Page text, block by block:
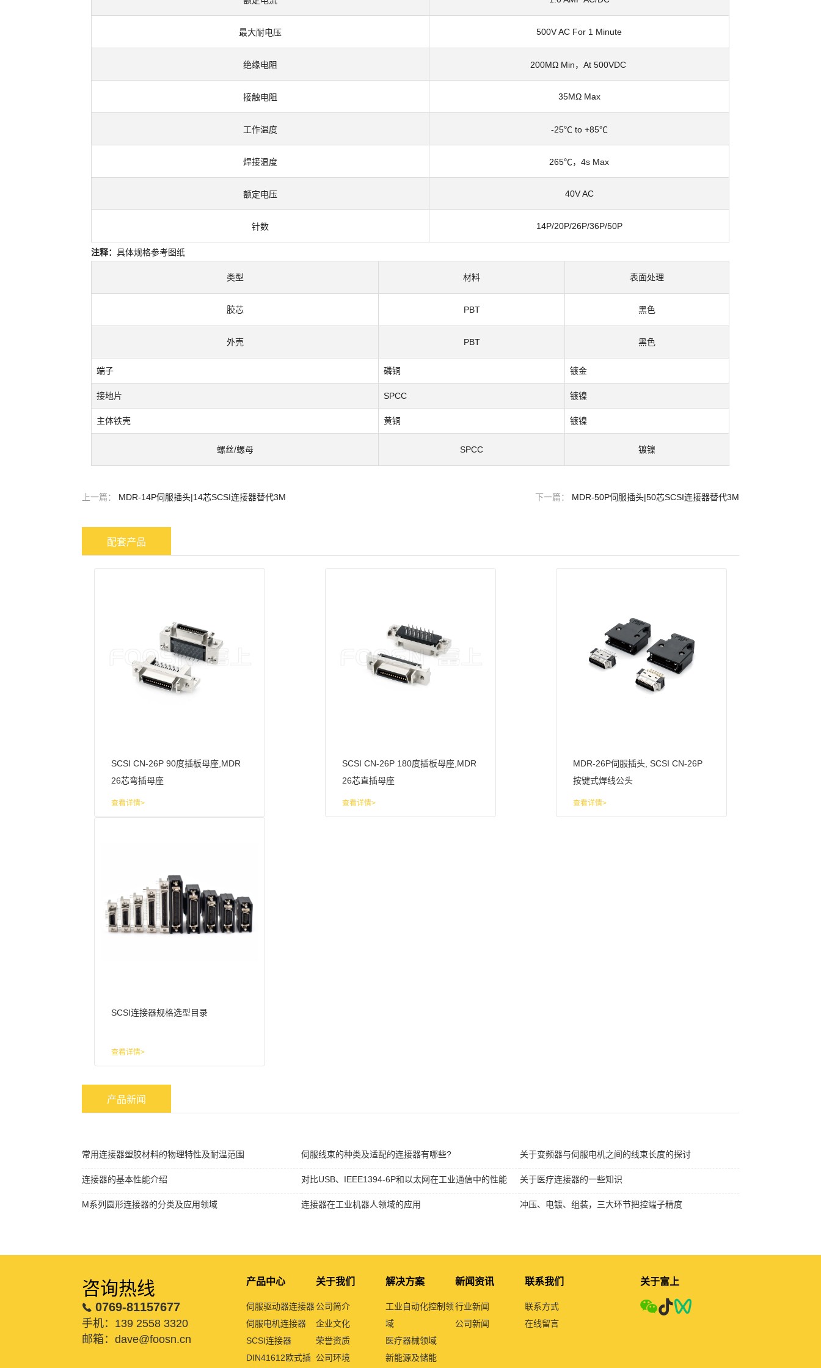
最大耐电压 500V AC For 1 Minute
绝缘电阻 200MΩ Min，At 500VDC
接触电阻 35MΩ Max
工作温度 -25℃ to +85℃
焊接温度 265℃，4s Max
额定电压 40V AC
针数 14P/20P/26P/36P/50P
注释：具体规格参考图纸
类型 材料 表面处理
胶芯 PBT 黑色
外壳 PBT 黑色
端子 磷铜 镀金
接地片 SPCC 镀镍
主体铁壳 黄铜 镀镍
螺丝/螺母 SPCC 镀镍
上一篇： MDR-14P伺服插头|14芯SCSI连接器替代3M 下一篇： MDR-50P伺服插头|50芯SCSI连接器替代3M
配套产品
SCSI CN-26P 90度插板母座,MDR
26芯弯插母座
查看详情>
SCSI CN-26P 180度插板母座,MDR
26芯直插母座
查看详情>
MDR-26P伺服插头, SCSI CN-26P
按键式焊线公头
查看详情>
SCSI连接器规格选型目录
查看详情>
产品新闻
常用连接器塑胶材料的物理特性及耐温范围
连接器的基本性能介绍
M系列圆形连接器的分类及应用领域
伺服线束的种类及适配的连接器有哪些?
对比USB、IEEE1394-6P和以太网在工业通信中的性能
连接器在工业机器人领域的应用
关于变频器与伺服电机之间的线束长度的探讨
关于医疗连接器的一些知识
冲压、电镀、组装，三大环节把控端子精度
咨询热线
0769-81157677
手机：139 2558 3320
邮箱：dave@foosn.cn
产品中心
伺服驱动器连接器
伺服电机连接器
SCSI连接器
DIN41612欧式插
关于我们
公司简介
企业文化
荣誉资质
公司环境
解决方案
工业自动化控制领
域
医疗器械领域
新能源及储能
新闻资讯
行业新闻
公司新闻
联系我们
联系方式
在线留言
关于富上